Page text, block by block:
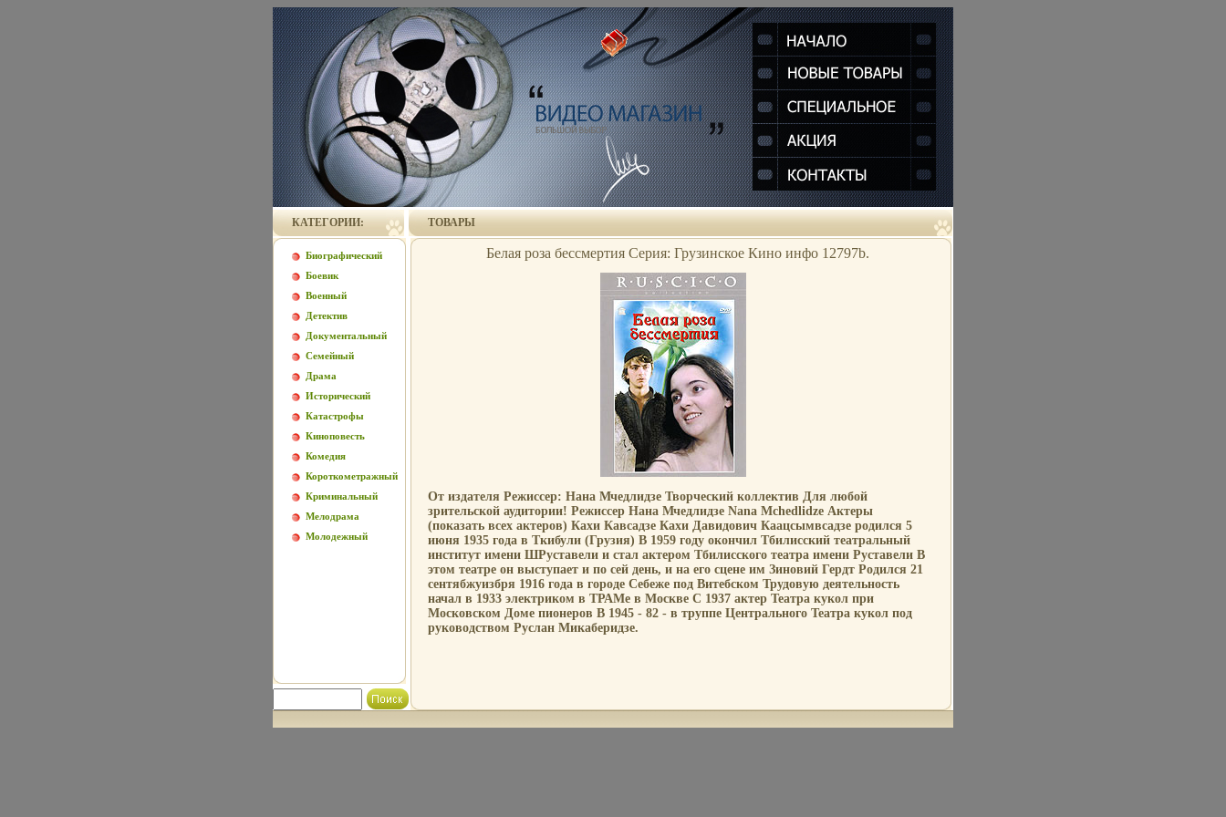
КАТЕГОРИИ:
Биографический
Боевик
Военный
Детектив
Документальный
Семейный
Драма
Исторический
Катастрофы
Киноповесть
Комедия
Короткометражный
Криминальный
Мелодрама
Молодежный
ТОВАРЫ
Белая роза бессмертия Серия: Грузинское Кино инфо 12797b.
От издателя Режиссер: Нана Мчедлидзе Творческий коллектив Для любой
зрительской аудитории! Режиссер Нана Мчедлидзе Nana Mchedlidze Актеры
(показать всех актеров) Кахи Кавсадзе Кахи Давидович Каацсымвсадзе родился 5
июня 1935 года в Ткибули (Грузия) В 1959 году окончил Тбилисский театральный
институт имени ШРуставели и стал актером Тбилисского театра имени Руставели В
этом театре он выступает и по сей день, и на его сцене им Зиновий Гердт Родился 21
сентябжуизбря 1916 года в городе Себеже под Витебском Трудовую деятельность
начал в 1933 электриком в ТРАМе в Москве С 1937 актер Театра кукол при
Московском Доме пионеров В 1945 - 82 - в труппе Центрального Театра кукол под
руководством Руслан Микаберидзе.